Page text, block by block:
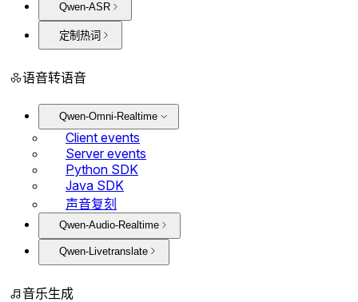
Qwen-ASR
定制热词
语音转语音
Qwen-Omni-Realtime
Client events
Server events
Python SDK
Java SDK
声音复刻
Qwen-Audio-Realtime
Qwen-Livetranslate
音乐生成